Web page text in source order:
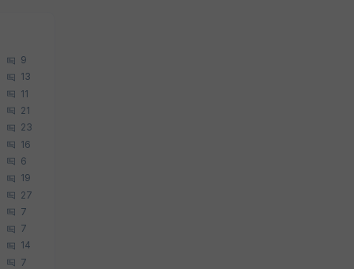
9
13
11
21
23
16
6
19
27
7
7
14
7